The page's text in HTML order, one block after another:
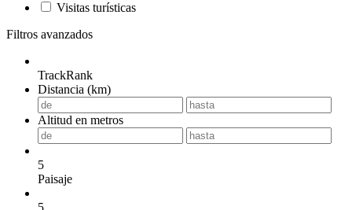
Visitas turísticas
Filtros avanzados
TrackRank
Distancia (km)
Altitud en metros
5
Paisaje